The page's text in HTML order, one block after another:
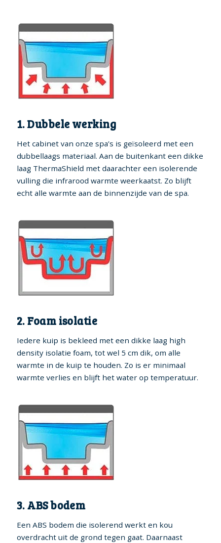
1. Dubbele werking
Het cabinet van onze spa’s is geïsoleerd met een
dubbellaags materiaal. Aan de buitenkant een dikke
laag ThermaShield met daarachter een isolerende
vulling die infrarood warmte weerkaatst. Zo blijft
echt alle warmte aan de binnenzijde van de spa.
2. Foam isolatie
Iedere kuip is bekleed met een dikke laag high
density isolatie foam, tot wel 5 cm dik, om alle
warmte in de kuip te houden. Zo is er minimaal
warmte verlies en blijft het water op temperatuur.
3. ABS bodem
Een ABS bodem die isolerend werkt en kou
overdracht uit de grond tegen gaat. Daarnaast